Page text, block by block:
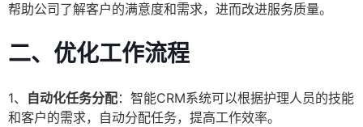
帮助公司了解客户的满意度和需求，进而改进服务质量。
二、优化工作流程
1、 自动化任务分配：智能CRM系统可以根据护理人员的技能
和客户的需求，自动分配任务，提高工作效率。